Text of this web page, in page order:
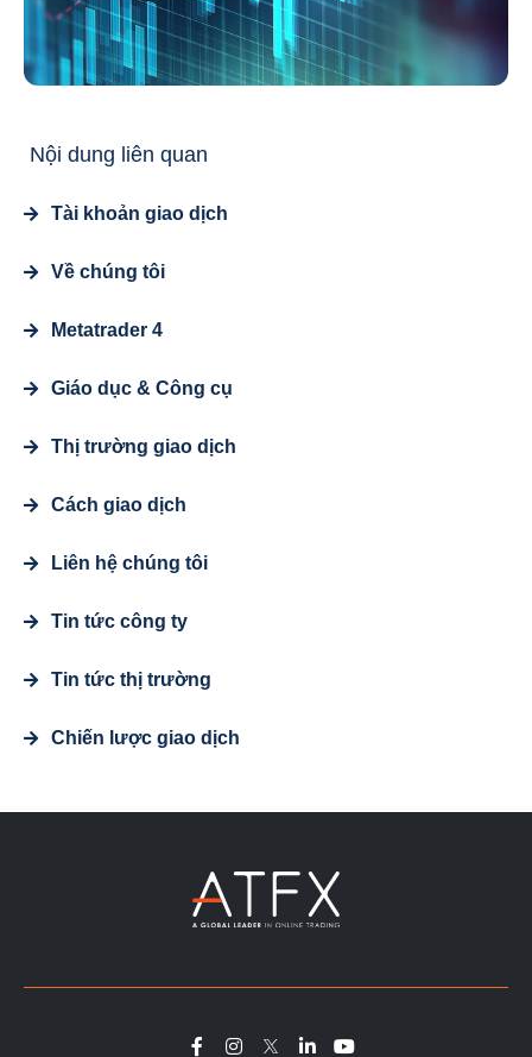
Nội dung liên quan
Tài khoản giao dịch
Về chúng tôi
Metatrader 4
Giáo dục & Công cụ
Thị trường giao dịch
Cách giao dịch
Liên hệ chúng tôi
Tin tức công ty
Tin tức thị trường
Chiến lược giao dịch